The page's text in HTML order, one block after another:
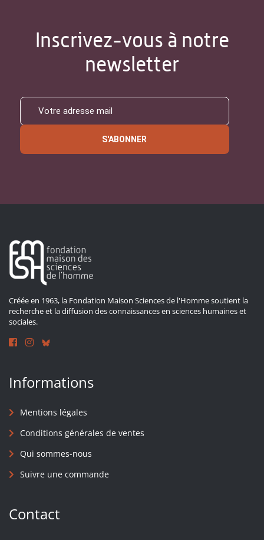
Inscrivez-vous à notre
newsletter
S'ABONNER
Créée en 1963, la Fondation Maison Sciences de l'Homme soutient la
recherche et la diffusion des connaissances en sciences humaines et
sociales.
Informations
Mentions légales
Conditions générales de ventes
Qui sommes-nous
Suivre une commande
Contact